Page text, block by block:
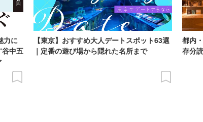
力に
谷中五
【東京】おすすめ大人デートスポット63選
｜定番の遊び場から隠れた名所まで
都内
存分